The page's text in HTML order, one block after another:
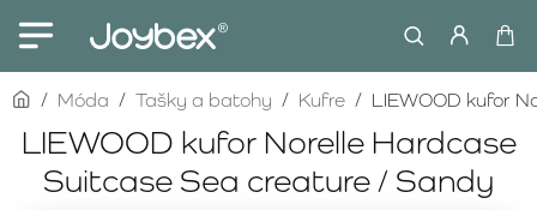
LIEWOOD kufor Norelle Hardcase
Suitcase Sea creature / Sandy
homeMóda Tašky a batohy Kufre LIEWOOD kufor